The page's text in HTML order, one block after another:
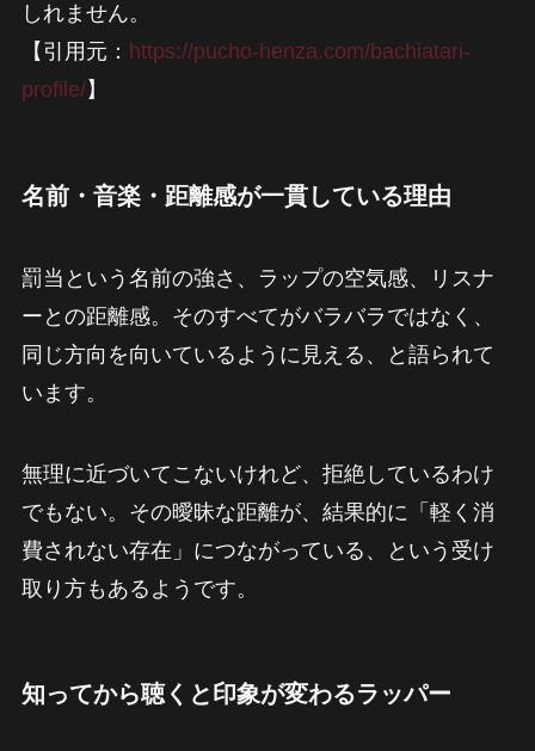
しれません。
【引用元： https://pucho-henza.com/bachiatari-
profile/】
名前・音楽・距離感が一貫している理由
罰当という名前の強さ、ラップの空気感、リスナ
ーとの距離感。そのすべてがバラバラではなく、
同じ方向を向いているように見える、と語られて
います。
無理に近づいてこないけれど、拒絶しているわけ
でもない。その曖昧な距離が、結果的に「軽く消
費されない存在」につながっている、という受け
取り方もあるようです。
知ってから聴くと印象が変わるラッパー